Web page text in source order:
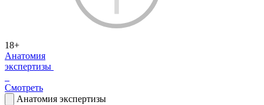
18+
Анатомия
экспертизы
Смотреть
Анатомия экспертизы